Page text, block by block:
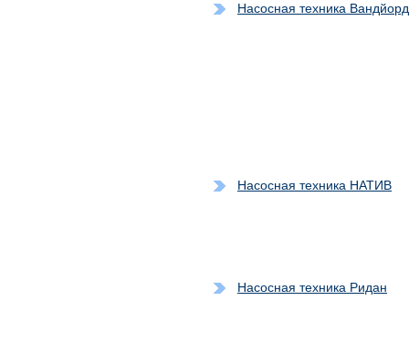
Насосная техника Вандйорд
Насосная техника НАТИВ
Насосная техника Ридан